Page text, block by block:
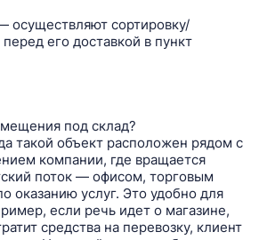
осуществляют сортировку/
его доставкой в пункт
под склад?
такой объект расположен рядом с
компании, где вращается
поток — офисом, торговым
оказанию услуг. Это удобно для
если речь идет о магазине,
средства на перевозку, клиент